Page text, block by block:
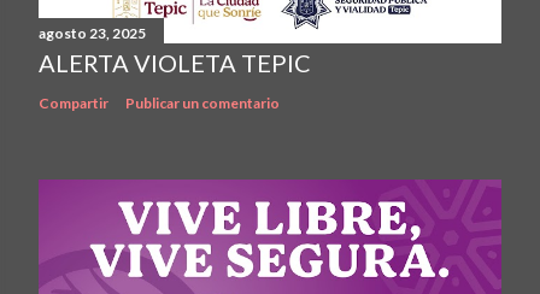
agosto 23, 2025
ALERTA VIOLETA TEPIC
Compartir Publicar un comentario